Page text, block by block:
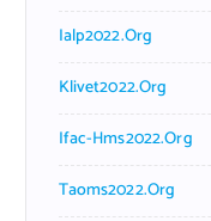
Ialp2022.org
Klivet2022.org
Ifac-Hms2022.org
Taoms2022.org